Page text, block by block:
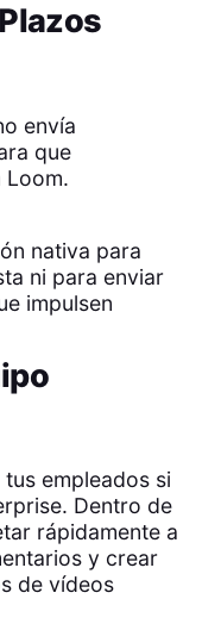
envía
que
Loom.
nativa para
ni para enviar
impulsen
empleados si
Dentro de
rápidamente a
y crear
de vídeos